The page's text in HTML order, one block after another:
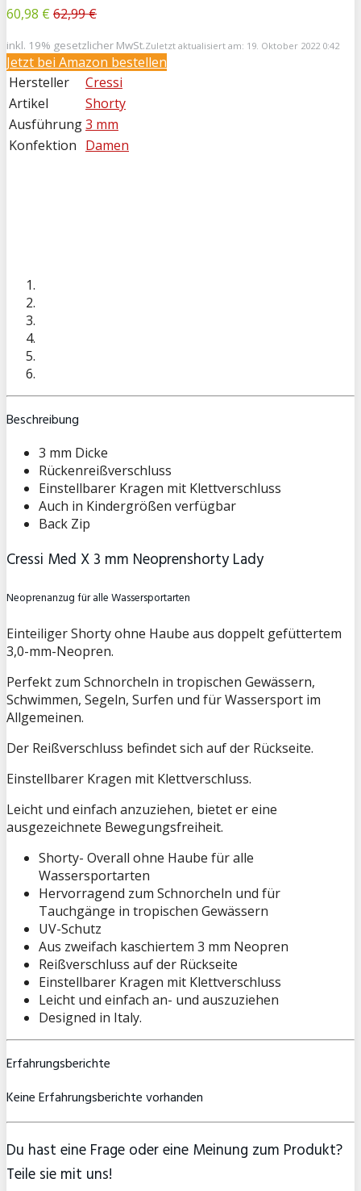
60,98 € 62,99 €
inkl. 19% gesetzlicher MwSt.Zuletzt aktualisiert am: 19. Oktober 2022 0:42
Jetzt bei Amazon bestellen
Hersteller
Cressi
Artikel
Shorty
Ausführung3 mm
Konfektion Damen
Beschreibung
3 mm Dicke
Rückenreißverschluss
Einstellbarer Kragen mit Klettverschluss
Auch in Kindergrößen verfügbar
Back Zip
Cressi Med X 3 mm Neoprenshorty Lady
Neoprenanzug für alle Wassersportarten
Einteiliger Shorty ohne Haube aus doppelt gefüttertem
3,0-mm-Neopren.
Perfekt zum Schnorcheln in tropischen Gewässern,
Schwimmen, Segeln, Surfen und für Wassersport im
Allgemeinen.
Der Reißverschluss befindet sich auf der Rückseite.
Einstellbarer Kragen mit Klettverschluss.
Leicht und einfach anzuziehen, bietet er eine
ausgezeichnete Bewegungsfreiheit.
Shorty- Overall ohne Haube für alle
Wassersportarten
Hervorragend zum Schnorcheln und für
Tauchgänge in tropischen Gewässern
UV-Schutz
Aus zweifach kaschiertem 3 mm Neopren
Reißverschluss auf der Rückseite
Einstellbarer Kragen mit Klettverschluss
Leicht und einfach an- und auszuziehen
Designed in Italy.
Erfahrungsberichte
Keine Erfahrungsberichte vorhanden
Du hast eine Frage oder eine Meinung zum Produkt?
Teile sie mit uns!